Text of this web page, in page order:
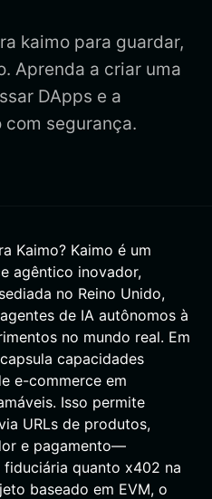
kaimo para guardar,
Aprenda a criar uma
DApps e a
com segurança.
Kaimo? Kaimo é um
agêntico inovador,
no Reino Unido,
de IA autônomos à
no mundo real. Em
capacidades
e-commerce em
Isso permite
URLs de produtos,
e pagamento—
quanto x402 na
baseado em EVM, o